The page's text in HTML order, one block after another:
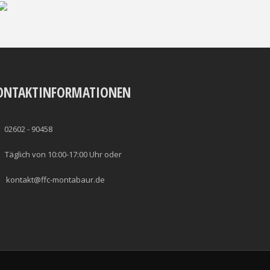
02602 - 90458
Täglich von 10:00-17:00 Uhr oder
kontakt@ffc-montabaur.de